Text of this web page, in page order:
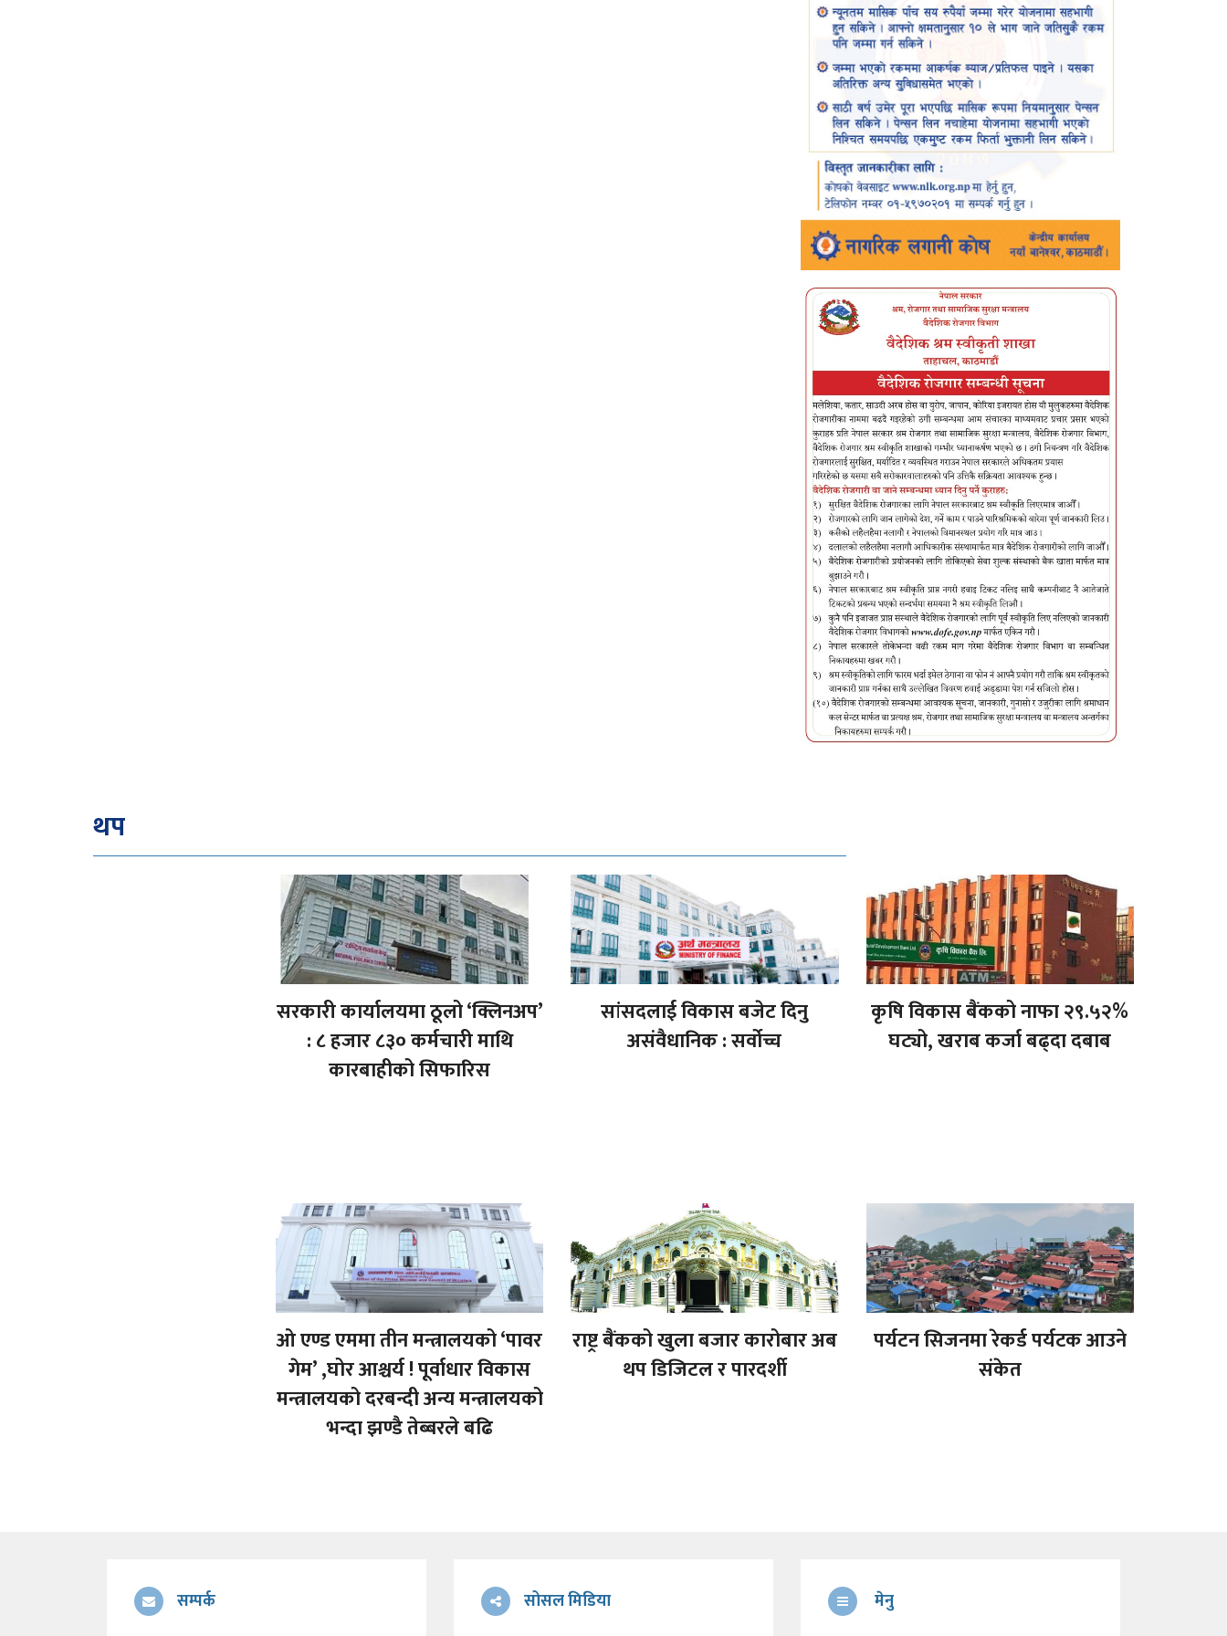
थप
सरकारी कार्यालयमा ठूलो ‘क्लिनअप’
: ८ हजार ८३० कर्मचारी माथि
कारबाहीको सिफारिस
सांसदलाई विकास बजेट दिनु
असंवैधानिक : सर्वोच्च
कृषि विकास बैंकको नाफा २९.५२%
घट्यो, खराब कर्जा बढ्दा दबाब
ओ एण्ड एममा तीन मन्त्रालयको ‘पावर
गेम’ ,घोर आश्चर्य ! पूर्वाधार विकास
मन्त्रालयको दरबन्दी अन्य मन्त्रालयको
भन्दा झण्डै तेब्बरले बढि
राष्ट्र बैंकको खुला बजार कारोबार अब
थप डिजिटल र पारदर्शी
पर्यटन सिजनमा रेकर्ड पर्यटक आउने
संकेत
सम्पर्क सोसल मिडिया मेनु